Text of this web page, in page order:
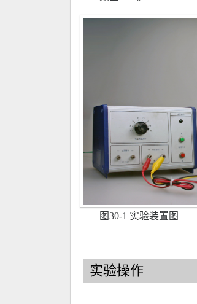
图30-1 实验装置图
实验操作